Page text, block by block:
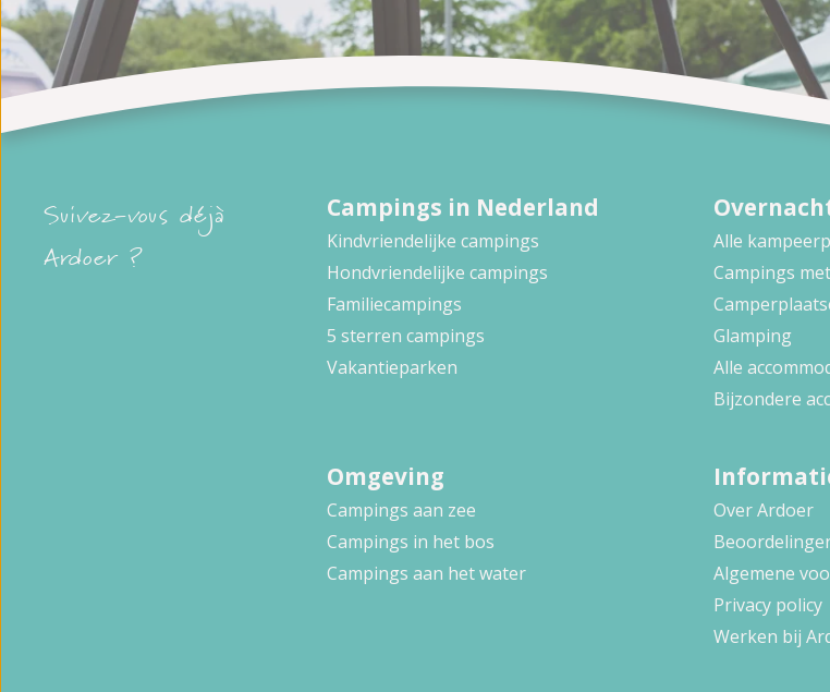
Suivez-vous déjà
Ardoer ?
Campings in Nederland
Kindvriendelijke campings
Hondvriendelijke campings
Familiecampings
5 sterren campings
Vakantieparken
Alle
Campings
Glamping
Alle
Bijzondere
Omgeving
Campings aan zee
Campings in het bos
Campings aan het water
Over Ardoer
Algemene
Privacy policy
Werken bij